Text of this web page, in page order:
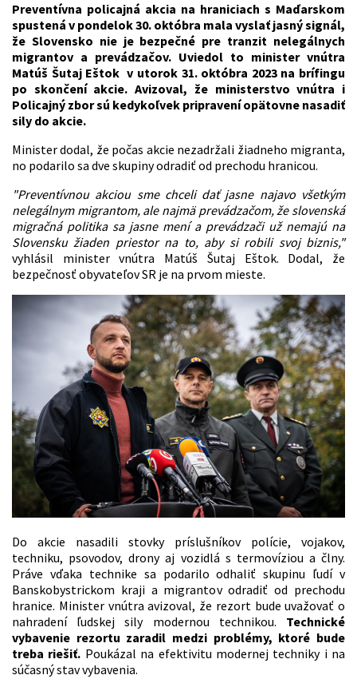
Preventívna policajná akcia na hraniciach s Maďarskom
spustená v pondelok 30. októbra mala vyslať jasný signál,
že Slovensko nie je bezpečné pre tranzit nelegálnych
migrantov a prevádzačov. Uviedol to minister vnútra
Matúš Šutaj Eštok v utorok 31. októbra 2023 na brífingu
po skončení akcie. Avizoval, že ministerstvo vnútra i
Policajný zbor sú kedykoľvek pripravení opätovne nasadiť
sily do akcie.
Minister dodal, že počas akcie nezadržali žiadneho migranta,
no podarilo sa dve skupiny odradiť od prechodu hranicou.
"Preventívnou akciou sme chceli dať jasne najavo všetkým
nelegálnym migrantom, ale najmä prevádzačom, že slovenská
migračná politika sa jasne mení a prevádzači už nemajú na
Slovensku žiaden priestor na to, aby si robili svoj biznis,"
vyhlásil minister vnútra Matúš Šutaj Eštok. Dodal, že
bezpečnosť obyvateľov SR je na prvom mieste.
Do akcie nasadili stovky príslušníkov polície, vojakov,
techniku, psovodov, drony aj vozidlá s termovíziou a člny.
Práve vďaka technike sa podarilo odhaliť skupinu ľudí v
Banskobystrickom kraji a migrantov odradiť od prechodu
hranice. Minister vnútra avizoval, že rezort bude uvažovať o
nahradení ľudskej sily modernou technikou. Technické
vybavenie rezortu zaradil medzi problémy, ktoré bude
treba riešiť. Poukázal na efektivitu modernej techniky i na
súčasný stav vybavenia.